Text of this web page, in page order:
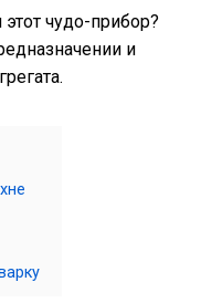
чудо-прибор?
и